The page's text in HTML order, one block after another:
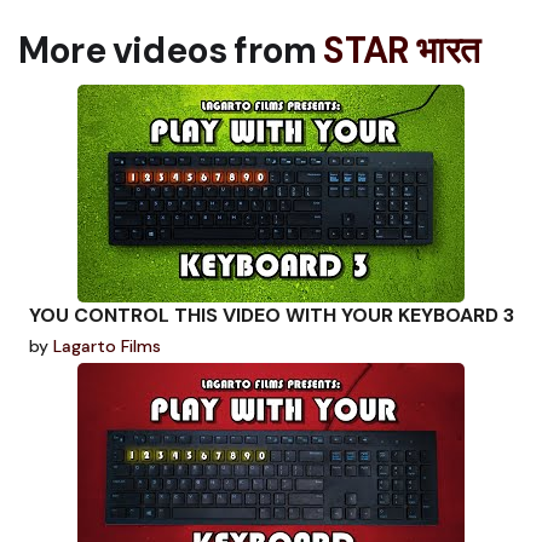
More videos fromSTAR भारत
YOU CONTROL THIS VIDEO WITH YOUR KEYBOARD 3
by Lagarto Films